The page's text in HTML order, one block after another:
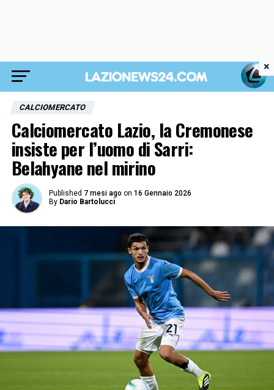
CALCIOMERCATO
Calciomercato Lazio, la Cremonese
insiste per l’uomo di Sarri:
Belahyane nel mirino
Published 7 mesi ago on 16 Gennaio 2026
By Dario Bartolucci
×